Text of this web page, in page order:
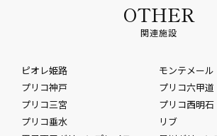
OTHER
関連施設
ピオレ姫路
モンテメール
プリコ神戸
プリコ六甲道
プリコ三宮
プリコ西明石
プリコ垂水
リブ